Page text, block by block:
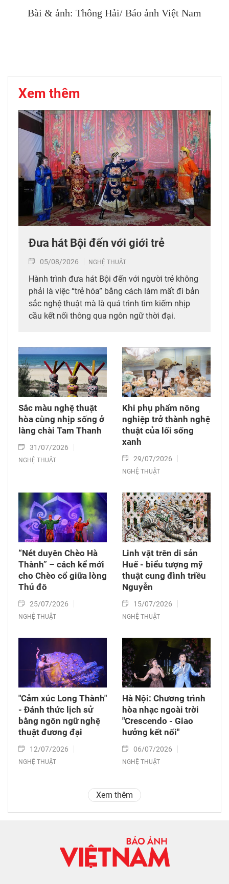
Bài & ảnh: Thông Hải/ Báo ảnh Việt Nam
Xem thêm
Đưa hát Bội đến với giới trẻ
05/08/2026 NGHỆ THUẬT
Hành trình đưa hát Bội đến với người trẻ không
phải là việc “trẻ hóa” bằng cách làm mất đi bản
sắc nghệ thuật mà là quá trình tìm kiếm nhịp
cầu kết nối thông qua ngôn ngữ thời đại.
Sắc màu nghệ thuật
hòa cùng nhịp sống ở
làng chài Tam Thanh
31/07/2026
NGHỆ THUẬT
Khi phụ phẩm nông
nghiệp trở thành nghệ
thuật của lối sống
xanh
29/07/2026
NGHỆ THUẬT
“Nét duyên Chèo Hà
Thành” – cách kể mới
cho Chèo cổ giữa lòng
Thủ đô
25/07/2026
NGHỆ THUẬT
Linh vật trên di sản
Huế - biểu tượng mỹ
thuật cung đình triều
Nguyễn
15/07/2026
NGHỆ THUẬT
"Cảm xúc Long Thành"
- Đánh thức lịch sử
bằng ngôn ngữ nghệ
thuật đương đại
12/07/2026
NGHỆ THUẬT
Hà Nội: Chương trình
hòa nhạc ngoài trời
"Crescendo - Giao
hưởng kết nối"
06/07/2026
NGHỆ THUẬT
Xem thêm